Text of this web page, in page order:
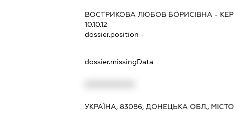
ВОСТРИКОВА ЛЮБОВ БОРИСІВНА -
10.10.12
dossier.position -
dossier.missingData
УКРАЇНА, 83086, ДОНЕЦЬКА ОБЛ.,